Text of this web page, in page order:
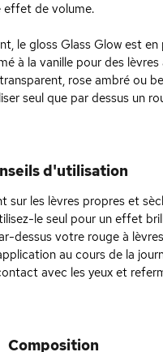
effet de volume.
le gloss Glass Glow est en
à la vanille pour des lèvres
rose ambré ou
seul que par dessus un
d'utilisation
sur les lèvres propres et
le seul pour un effet
dessus votre rouge à
au cours de la
avec les yeux et
Composition